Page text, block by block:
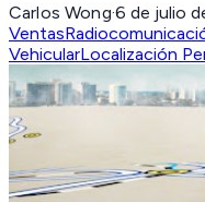
Carlos Wong·6 de julio
Ventas
VehicularLocalización